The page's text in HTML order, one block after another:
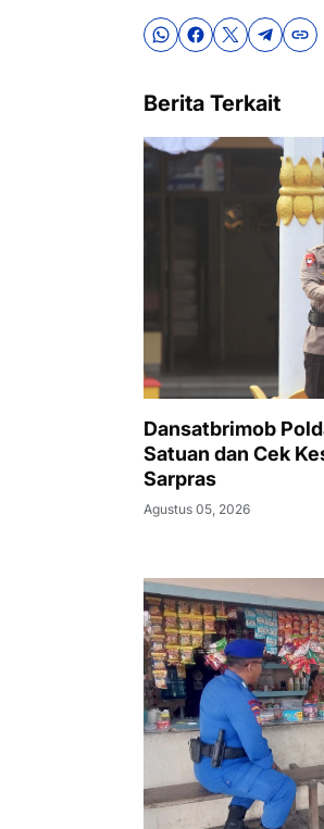
Berita Terkait
Dansatbrimob
Satuan dan Cek
Sarpras
Agustus 05, 2026